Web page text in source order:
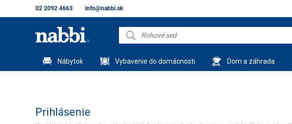
02 2092 4663 info@nabbi.sk
Nábytok Vybavenie do domácnosti Dom a záhrada
Prihlásenie